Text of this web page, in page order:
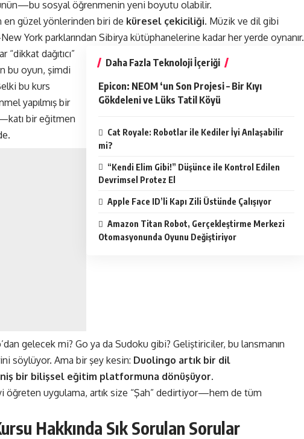
sosyal öğrenmenin yeni boyutu olabilir​.
en güzel yönlerinden biri de küresel çekiciliği. Müzik ve dil gibi
York parklarından Sibirya kütüphanelerine kadar her yerde oynanır.
dağıtıcı”
bu oyun, şimdi
bu kurs
yapılmış bir
bir eğitmen
Daha Fazla Teknoloji İçeriği
Epicon: NEOM ‘un Son Projesi – Bir Kıyı
Gökdeleni ve Lüks Tatil Köyü
Cat Royale: Robotlar ile Kediler İyi Anlaşabilir
mi?
“Kendi Elim Gibi!” Düşünce ile Kontrol Edilen
Devrimsel Protez El
Apple Face ID’li Kapı Zili Üstünde Çalışıyor
Amazon Titan Robot, Gerçekleştirme Merkezi
Otomasyonunda Oyunu Değiştiriyor
gelecek mi? Go ya da Sudoku gibi? Geliştiriciler, bu lansmanın
söylüyor. Ama bir şey kesin: Duolingo artık bir dil
bir bilişsel eğitim platformuna dönüşüyor​.
öğreten uygulama, artık size “Şah” dedirtiyor—hem de tüm
Hakkında Sık Sorulan Sorular